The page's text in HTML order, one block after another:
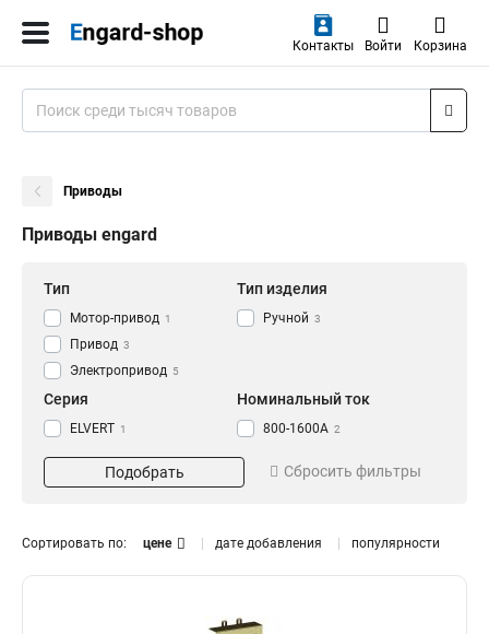
Контакты Войти Корзина
Приводы
Приводы engard
Тип
Мотор-привод 1
Привод 3
Электропривод 5
Тип изделия
Ручной 3
Серия
ELVERT 1
E2KR 315-630 2
2
Номинальный ток
800-1600А 2
315-630А
Подобрать Сбросить фильтры
Сортировать по: цене дате добавления популярности